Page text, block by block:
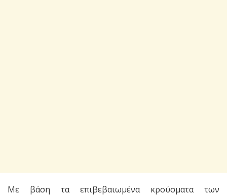
Με βάση τα επιβεβαιωμένα κρούσματα των